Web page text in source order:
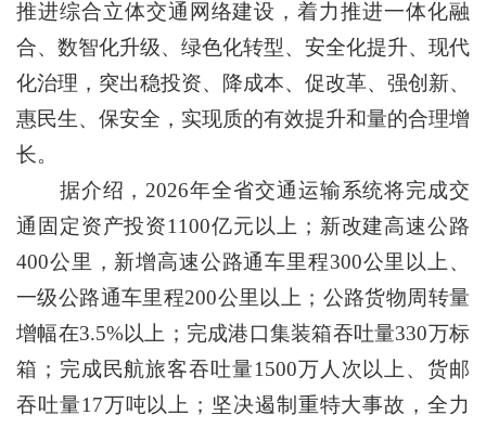
推进综合立体交通网络建设，着力推进一体化融
合、数智化升级、绿色化转型、安全化提升、现代
化治理，突出稳投资、降成本、促改革、强创新、
惠民生、保安全，实现质的有效提升和量的合理增
长。
据介绍，2026年全省交通运输系统将完成交
通固定资产投资1100亿元以上；新改建高速公路
400公里，新增高速公路通车里程300公里以上、
一级公路通车里程200公里以上；公路货物周转量
增幅在3.5%以上；完成港口集装箱吞吐量330万标
箱；完成民航旅客吞吐量1500万人次以上、货邮
吞吐量17万吨以上；坚决遏制重特大事故，全力